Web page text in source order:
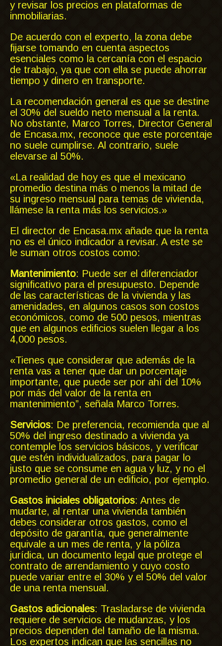
y revisar los precios en plataformas de
inmobiliarias.
De acuerdo con el experto, la zona debe
fijarse tomando en cuenta aspectos
esenciales como la cercanía con el espacio
de trabajo, ya que con ella se puede ahorrar
tiempo y dinero en transporte.
La recomendación general es que se destine
el 30% del sueldo neto mensual a la renta.
No obstante, Marco Torres, Director General
de Encasa.mx, reconoce que este porcentaje
no suele cumplirse. Al contrario, suele
elevarse al 50%.
«La realidad de hoy es que el mexicano
promedio destina más o menos la mitad de
su ingreso mensual para temas de vivienda,
llámese la renta más los servicios.»
El director de Encasa.mx añade que la renta
no es el único indicador a revisar. A este se
le suman otros costos como:
Mantenimiento: Puede ser el diferenciador
significativo para el presupuesto. Depende
de las características de la vivienda y las
amenidades, en algunos casos son costos
económicos, como de 500 pesos, mientras
que en algunos edificios suelen llegar a los
4,000 pesos.
«Tienes que considerar que además de la
renta vas a tener que dar un porcentaje
importante, que puede ser por ahí del 10%
por más del valor de la renta en
mantenimiento”, señala Marco Torres.
Servicios: De preferencia, recomienda que al
50% del ingreso destinado a vivienda ya
contemple los servicios básicos, y verificar
que estén individualizados, para pagar lo
justo que se consume en agua y luz, y no el
promedio general de un edificio, por ejemplo.
Gastos iniciales obligatorios: Antes de
mudarte, al rentar una vivienda también
debes considerar otros gastos, como el
depósito de garantía, que generalmente
equivale a un mes de renta, y la póliza
jurídica, un documento legal que protege el
contrato de arrendamiento y cuyo costo
puede variar entre el 30% y el 50% del valor
de una renta mensual.
Gastos adicionales: Trasladarse de vivienda
requiere de servicios de mudanzas, y los
precios dependen del tamaño de la misma.
Los expertos indican que las sencillas no